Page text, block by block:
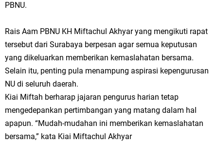
PBNU.
Rais Aam PBNU KH Miftachul Akhyar yang mengikuti rapat
tersebut dari Surabaya berpesan agar semua keputusan
yang dikeluarkan memberikan kemaslahatan bersama.
Selain itu, penting pula menampung aspirasi kepengurusan
NU di seluruh daerah.
Kiai Miftah berharap jajaran pengurus harian tetap
mengedepankan pertimbangan yang matang dalam hal
apapun. “Mudah-mudahan ini memberikan kemaslahatan
bersama,” kata Kiai Miftachul Akhyar